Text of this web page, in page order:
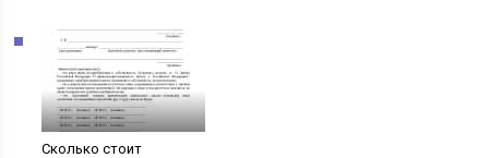
Сколько стоит